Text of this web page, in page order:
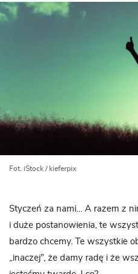
Fot. iStock / kieferpix
Styczeń za nami… A razem z
i duże postanowienia, te
bardzo chcemy. Te wszystkie
„inaczej”, że damy radę i że